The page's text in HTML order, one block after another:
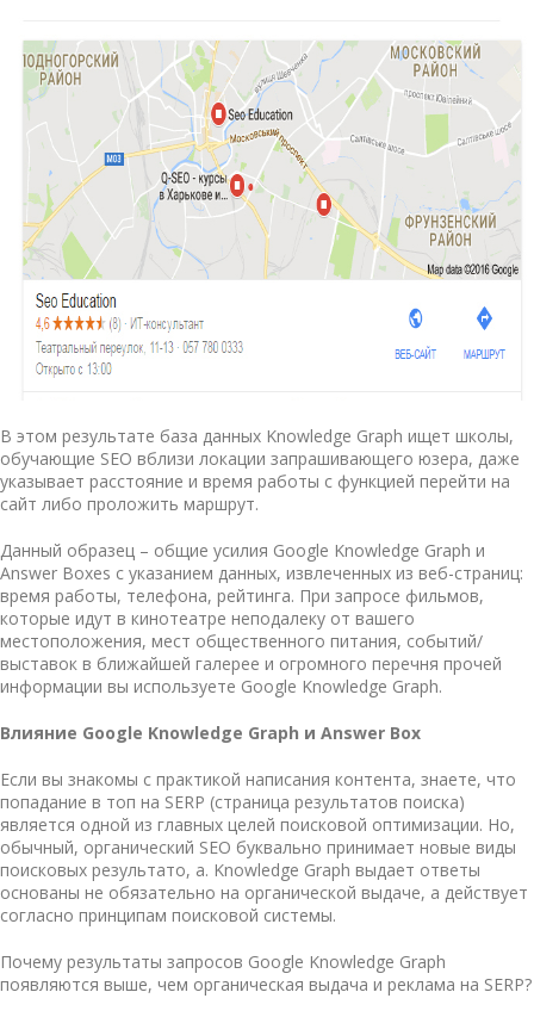
В этом результате база данных Knowledge Graph ищет школы,
обучающие SEO вблизи локации запрашивающего юзера, даже
указывает расстояние и время работы с функцией перейти на
сайт либо проложить маршрут.
Данный образец – общие усилия Google Knowledge Graph и
Answer Boxes с указанием данных, извлеченных из веб-страниц:
время работы, телефона, рейтинга. При запросе фильмов,
которые идут в кинотеатре неподалеку от вашего
местоположения, мест общественного питания, событий/
выставок в ближайшей галерее и огромного перечня прочей
информации вы используете Google Knowledge Graph.
Влияние Google Knowledge Graph и Answer Box
Если вы знакомы с практикой написания контента, знаете, что
попадание в топ на SERP (страница результатов поиска)
является одной из главных целей поисковой оптимизации. Но,
обычный, органический SEO буквально принимает новые виды
поисковых результато, а. Knowledge Graph выдает ответы
основаны не обязательно на органической выдаче, а действует
согласно принципам поисковой системы.
Почему результаты запросов Google Knowledge Graph
появляются выше, чем органическая выдача и реклама на SERP?